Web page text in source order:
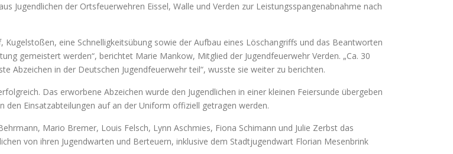
Jugendlichen der Ortsfeuerwehren Eissel, Walle und Verden zur Leistungsspangenabnahme nach
eine Schnelligkeitsübung sowie der Aufbau eines Löschangriffs und das Beantworten
gemeistert werden“, berichtet Marie Mankow, Mitglied der Jugendfeuerwehr Verden. „Ca. 30
Abzeichen in der Deutschen Jugendfeuerwehr teil“, wusste sie weiter zu berichten.
Das erworbene Abzeichen wurde den Jugendlichen in einer kleinen Feiersunde übergeben
Einsatzabteilungen auf an der Uniform offiziell getragen werden.
Mario Bremer, Louis Felsch, Lynn Aschmies, Fiona Schimann und Julie Zerbst das
von ihren Jugendwarten und Berteuern, inklusive dem Stadtjugendwart Florian Mesenbrink